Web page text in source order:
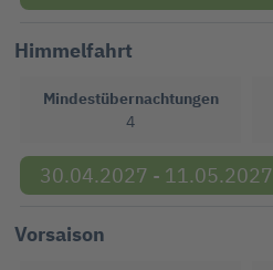
Himmelfahrt
Mindestübernachtungen
4
30.04.2027 - 11.05.2027
Vorsaison